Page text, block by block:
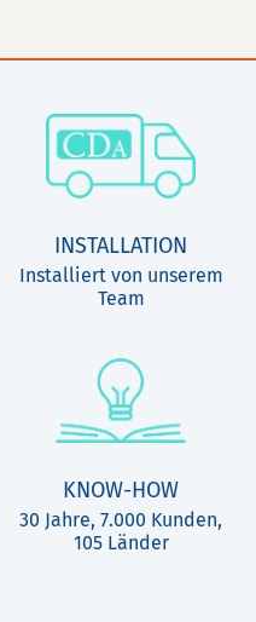
INSTALLATION
Installiert von unserem
Team
KNOW-HOW
30 Jahre, 7.000 Kunden,
105 Länder